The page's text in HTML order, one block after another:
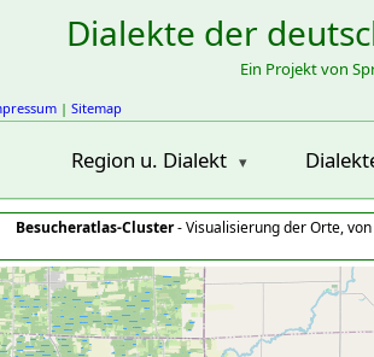
Dialekte der
Ein Projekt von
| Sitemap
Region u. Dialekt
Besucheratlas-Cluster- Visualisierung der Orte,